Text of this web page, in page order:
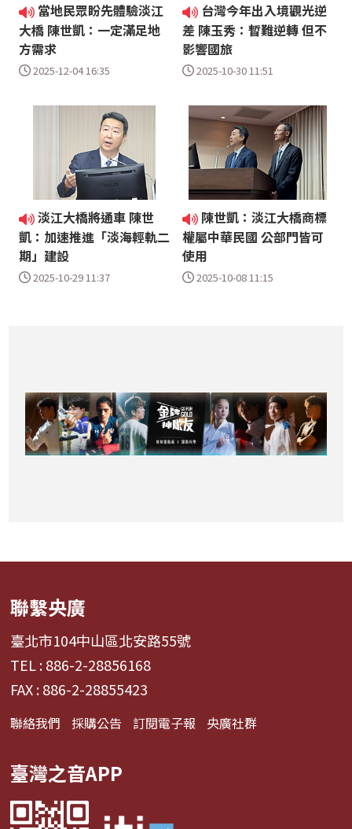
當地民眾盼先體驗淡江
大橋 陳世凱：一定滿足地
方需求
2025-12-04 16:35
台灣今年出入境觀光逆
差 陳玉秀：暫難逆轉 但不
影響國旅
2025-10-30 11:51
淡江大橋將通車 陳世
凱：加速推進「淡海輕軌二
期」建設
2025-10-29 11:37
陳世凱：淡江大橋商標
權屬中華民國 公部門皆可
使用
2025-10-08 11:15
聯繫央廣
臺北市104中山區北安路55號
TEL : 886-2-28856168
FAX : 886-2-28855423
聯絡我們 採購公告 訂閱電子報 央廣社群
臺灣之音APP